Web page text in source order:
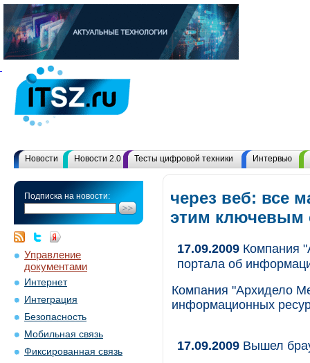
Новости Новости 2.0 Тесты цифровой техники Интервью
Подписка на новости:
Управление
документами
Интернет
Интеграция
Безопасность
Мобильная связь
Фиксированная связь
через веб: все
этим ключевым
17.09.2009 Компания
портала об
Компания "Архидело
информационных
17.09.2009 Вышел